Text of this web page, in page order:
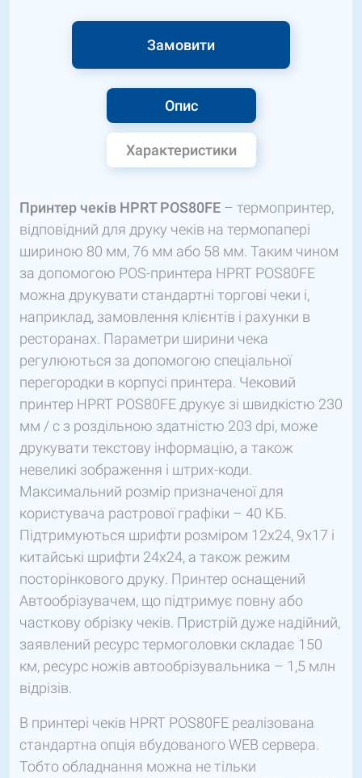
Опис
Характеристики
Замовити
Принтер чеків HPRT POS80FE – термопринтер,
відповідний для друку чеків на термопапері
шириною 80 мм, 76 мм або 58 мм. Таким чином
за допомогою POS-принтера HPRT POS80FE
можна друкувати стандартні торгові чеки і,
наприклад, замовлення клієнтів і рахунки в
ресторанах. Параметри ширини чека
регулюються за допомогою спеціальної
перегородки в корпусі принтера. Чековий
принтер HPRT POS80FE друкує зі швидкістю 230
мм / с з роздільною здатністю 203 dpi, може
друкувати текстову інформацію, а також
невеликі зображення і штрих-коди.
Максимальний розмір призначеної для
користувача растрової графіки – 40 КБ.
Підтримуються шрифти розміром 12х24, 9х17 і
китайські шрифти 24х24, а також режим
посторінкового друку. Принтер оснащений
Автообрізувачем, що підтримує повну або
часткову обрізку чеків. Пристрій дуже надійний,
заявлений ресурс термоголовки складає 150
км, ресурс ножів автообрізувальника – 1,5 млн
відрізів.
В принтері чеків HPRT POS80FE реалізована
стандартна опція вбудованого WEB сервера.
Тобто обладнання можна не тільки